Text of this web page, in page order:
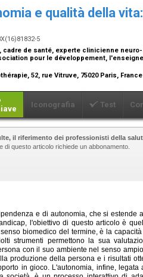
e qualità della
5
cadre de santé, experte clinicienne
pour le développement,
52, rue Vitruve, 75020 Paris,
Iconografia Test
il riferimento dei professionisti della
di questo articolo richiede un abbonamento.
e di autonomia, che si estende
l'obiettivo di questo articolo è
biomedico del termine, è la
strumenti permettono la sua
con il suo ambiente nel senso
produzione della persona e i risultati
in gioco. L'autonomia, infine,